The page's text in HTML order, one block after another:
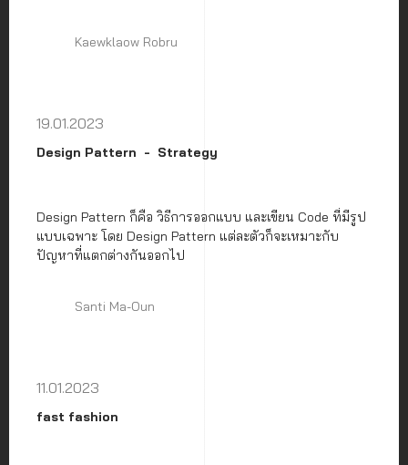
Kaewklaow Robru
19.01.2023
Design Pattern Strategy
Design Pattern ก็คือ วิธีการออกแบบ และเขียน Code ที่มีรูป
แบบเฉพาะ โดย Design Pattern แต่ละตัวก็จะเหมาะกับ
ปัญหาที่แตกต่างกันออกไป
Santi Ma-Oun
11.01.2023
fast fashion